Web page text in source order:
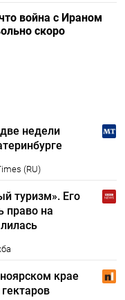
война с Ираном
скоро